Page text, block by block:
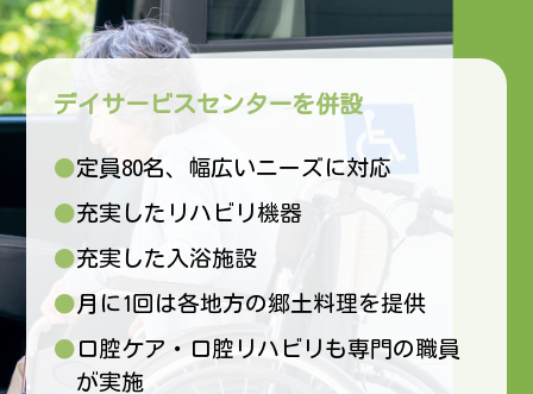
デイサービスセンターを併設
●定員80名、幅広いニーズに対応
●充実したリハビリ機器
●充実した入浴施設
●月に1回は各地方の郷土料理を提供
●口腔ケア・口腔リハビリも専門の職員
が実施